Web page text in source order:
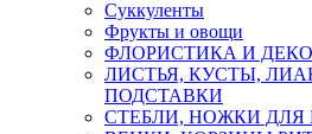
Суккуленты
Фрукты и овощи
ФЛОРИСТИКА И
ЛИСТЬЯ, КУСТЫ,
ПОДСТАВКИ
СТЕБЛИ, НОЖКИ ДЛЯ